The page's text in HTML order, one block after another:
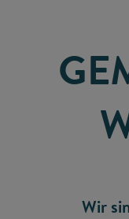
Wir